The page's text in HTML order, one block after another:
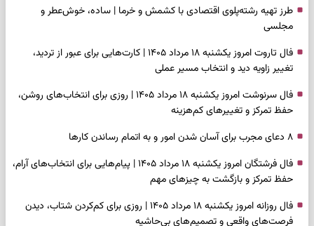
طرز تهیه رشته‌پلوی اقتصادی با کشمش و خرما | ساده، خوش‌عطر و
مجلسی
فال تاروت امروز یکشنبه ۱۸ مرداد ۱۴۰۵ | کارت‌هایی برای عبور از تردید،
تغییر زاویه دید و انتخاب مسیر عملی
فال سرنوشت امروز یکشنبه ۱۸ مرداد ۱۴۰۵ | روزی برای انتخاب‌های روشن،
حفظ تمرکز و تغییرهای کم‌هزینه
۸ دعای مجرب برای آسان شدن امور و به اتمام رساندن کار‌ها
فال فرشتگان امروز یکشنبه ۱۸ مرداد ۱۴۰۵ | پیام‌هایی برای انتخاب‌های آرام،
حفظ تمرکز و بازگشت به چیزهای مهم
فال روزانه امروز یکشنبه ۱۸ مرداد ۱۴۰۵ | روزی برای کم‌کردن شتاب، دیدن
فرصت‌های واقعی و تصمیم‌های بی‌حاشیه